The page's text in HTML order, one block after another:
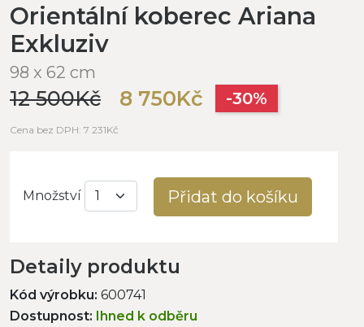
Orientální koberec Ariana
Exkluziv
98 x 62 cm
12 500Kč 8 750Kč -30%
Cena bez DPH: 7 231Kč
Množství Přidat do košíku
Detaily produktu
Kód výrobku: 600741
Dostupnost: Ihned k odběru